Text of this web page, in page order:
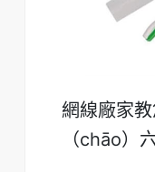
網線廠家
（chāo）